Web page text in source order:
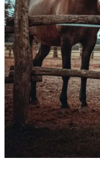
mistična
Spačva